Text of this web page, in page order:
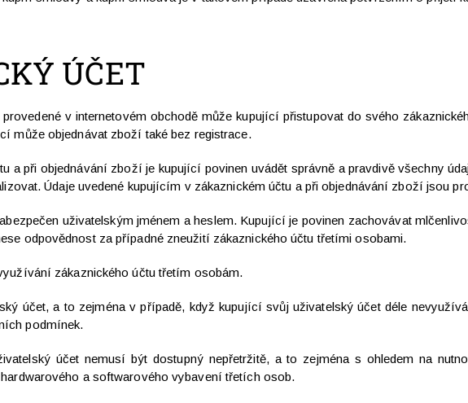
ÚČET
v internetovém obchodě může kupující přistupovat do svého
může objednávat zboží také bez registrace.
a při objednávání zboží je kupující povinen uvádět správně a pravdivě všechny
Údaje uvedené kupujícím v zákaznickém účtu a při objednávání zboží jsou
uživatelským jménem a heslem. Kupující je povinen zachovávat
odpovědnost za případné zneužití zákaznického účtu třetími osobami.
zákaznického účtu třetím osobám.
účet, a to zejména v případě, když kupující svůj uživatelský účet déle
podmínek.
účet nemusí být dostupný nepřetržitě, a to zejména s ohledem na
a softwarového vybavení třetích osob.